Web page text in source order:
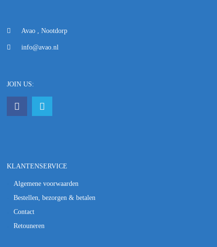
Avao , Nootdorp
info@avao.nl
JOIN US:
KLANTENSERVICE
Algemene voorwaarden
Bestellen, bezorgen & betalen
Contact
Retouneren